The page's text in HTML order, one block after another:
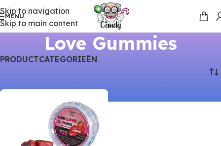
Skip to navigation
Skip to main content
MENU
Love Gummies
PRODUCTCATEGORIEËN